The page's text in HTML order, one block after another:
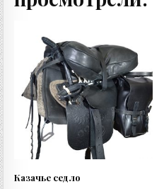
Казачье седло